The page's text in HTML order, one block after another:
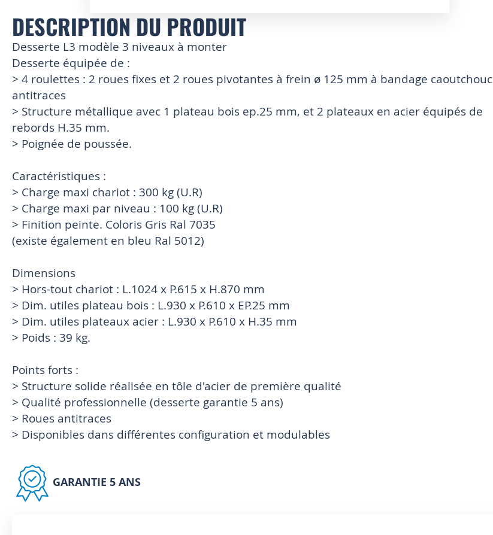
Skip
the
beginning
of
the
images
gallery
DESCRIPTION DU PRODUIT
Desserte L3 modèle 3 niveaux à monter
Desserte équipée de :
> 4 roulettes : 2 roues fixes et 2 roues pivotantes à frein ø 125 mm à bandage caoutchouc
antitraces
> Structure métallique avec 1 plateau bois ep.25 mm, et 2 plateaux en acier équipés de
rebords H.35 mm.
> Poignée de poussée.
Caractéristiques :
> Charge maxi chariot : 300 kg (U.R)
> Charge maxi par niveau : 100 kg (U.R)
> Finition peinte. Coloris Gris Ral 7035
(existe également en bleu Ral 5012)
Dimensions
> Hors-tout chariot : L.1024 x P.615 x H.870 mm
> Dim. utiles plateau bois : L.930 x P.610 x EP.25 mm
> Dim. utiles plateaux acier : L.930 x P.610 x H.35 mm
> Poids : 39 kg.
Points forts :
> Structure solide réalisée en tôle d'acier de première qualité
> Qualité professionnelle (desserte garantie 5 ans)
> Roues antitraces
> Disponibles dans différentes configuration et modulables
GARANTIE 5 ANS